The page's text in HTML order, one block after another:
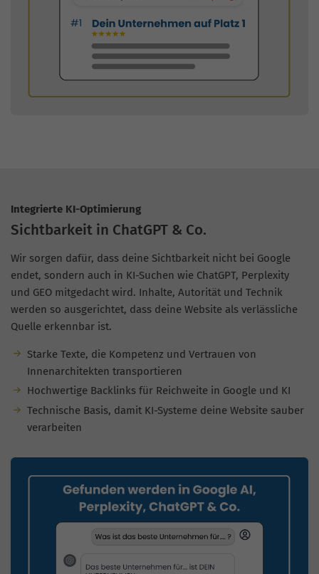
Integrierte KI-Optimierung
Sichtbarkeit in ChatGPT & Co.
Wir sorgen dafür, dass deine Sichtbarkeit nicht bei Google
endet, sondern auch in KI-Suchen wie ChatGPT, Perplexity
und GEO mitgedacht wird. Inhalte, Autorität und Technik
werden so ausgerichtet, dass deine Website als verlässliche
Quelle erkennbar ist.
Starke Texte, die Kompetenz und Vertrauen von
Innenarchitekten transportieren
Hochwertige Backlinks für Reichweite in Google und KI
Technische Basis, damit KI-Systeme deine Website sauber
verarbeiten